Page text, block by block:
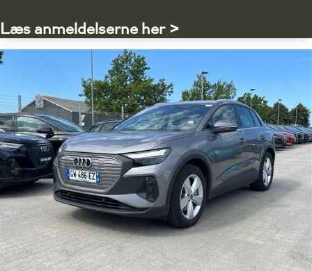
Læs anmeldelserne her >